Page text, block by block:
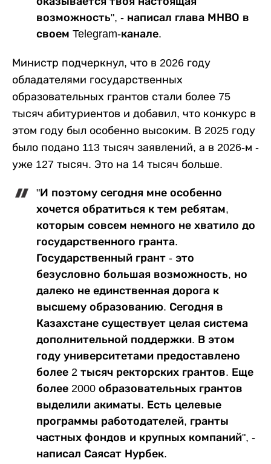
возможность", - написал глава МНВО в
своем Telegram-канале.
Министр подчеркнул, что в 2026 году
обладателями государственных
образовательных грантов стали более 75
тысяч абитуриентов и добавил, что конкурс в
этом году был особенно высоким. В 2025 году
было подано 113 тысяч заявлений, а в 2026-м -
уже 127 тысяч. Это на 14 тысяч больше.
"И поэтому сегодня мне особенно
хочется обратиться к тем ребятам,
которым совсем немного не хватило до
государственного гранта.
Государственный грант - это
безусловно большая возможность, но
далеко не единственная дорога к
высшему образованию. Сегодня в
Казахстане существует целая система
дополнительной поддержки. В этом
году университетами предоставлено
более 2 тысяч ректорских грантов. Еще
более 2000 образовательных грантов
выделили акиматы. Есть целевые
программы работодателей, гранты
частных фондов и крупных компаний", -
написал Саясат Нурбек.